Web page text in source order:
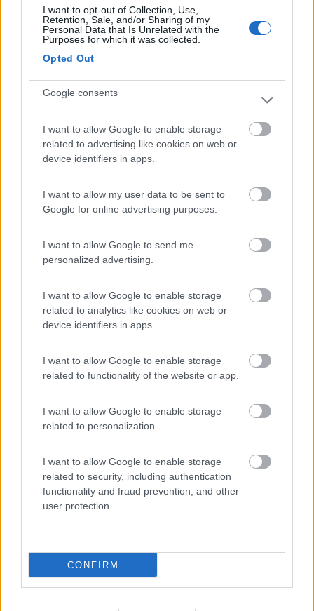
I want to opt-out of Collection, Use,
Retention, Sale, and/or Sharing of my
Personal Data that Is Unrelated with the
Purposes for which it was collected.
Opted Out
Google consents
I want to allow Google to enable storage
related to advertising like cookies on web or
device identifiers in apps.
I want to allow my user data to be sent to
Google for online advertising purposes.
I want to allow Google to send me
personalized advertising.
I want to allow Google to enable storage
related to analytics like cookies on web or
device identifiers in apps.
I want to allow Google to enable storage
related to functionality of the website or app.
I want to allow Google to enable storage
related to personalization.
I want to allow Google to enable storage
related to security, including authentication
functionality and fraud prevention, and other
user protection.
CONFIRM
Jolanda 24/08/2020 1:29
prato, vicina alla strada, non illuminata ma è in
e spaziosa rispetto al delirio che si trova vicino al
lago di Garda. A fianco c'è l'area sosta con servizi,
mentre questa ne è priva. Gratuita dalle 19 alle 9,
Accessibilità Caratteristiche Posizione
Area di sosta in un parcheggio con strisce blu
oppure su prato, ma non usare d'inverno perché è
lago ed al bellissimo borgo medievale!! Consiglio
per un paio di giorni max perché non c'è nulla
fsimeoni 02/10/2019 16:30
piacevole (1,2 km circa) al Borgo medievale di
Canale di Tenno.